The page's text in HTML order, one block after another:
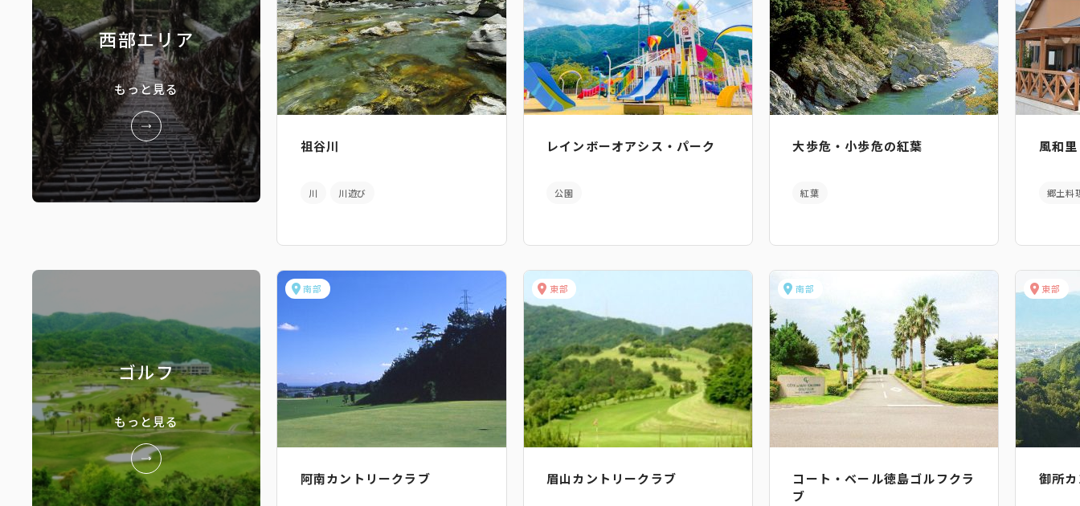
西部エリア
もっと見る
祖谷川
川 川遊び
レインボーオアシス・パーク
公園
大歩危・小歩危の紅葉
紅葉
風和里
郷土料
ゴルフ
もっと見る
南部
阿南カントリークラブ
東部
眉山カントリークラブ
南部
コート・ベール徳島ゴルフクラ
ブ
東部
御所